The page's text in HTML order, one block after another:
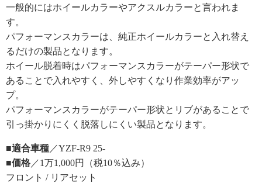
一般的にはホイールカラーやアクスルカラーと言われま
す。
パフォーマンスカラーは、純正ホイールカラーと入れ替え
るだけの製品となります。
ホイール脱着時はパフォーマンスカラーがテーパー形状で
あることで入れやすく、外しやすくなり作業効率がアッ
プ。
パフォーマンスカラーがテーパー形状とリブがあることで
引っ掛かりにくく脱落しにくい製品となります。
■適合車種 ／YZF-R9 25-
■価格 ／1万1,000円（税10％込み）
フロント / リアセット